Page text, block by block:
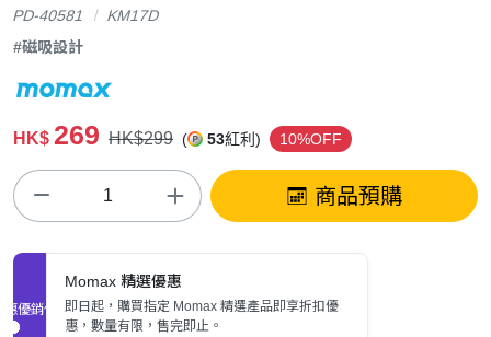
PD-40581
KM17D
#磁吸設計
HK$ 269 HK$299 ( 53紅利) 10%OFF
商品預購
促銷優惠
Momax 精選優惠
即日起，購買指定 Momax 精選產品即享折扣優
惠，數量有限，售完即止。